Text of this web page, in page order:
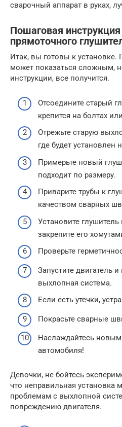
сварочный аппарат в руках,
Пошаговая
прямоточного
Итак, вы готовы к установке.
может показаться сложным,
инструкции, все получится.
Отсоедините старый
крепится на болтах
Отрежьте старую
где будет установлен
Примерьте новый
подходит по размеру.
Приварите трубы к
качеством сварных
Установите
закрепите его
Проверьте
Запустите двигатель
выхлопная система.
Если есть утечки,
Покрасьте сварные
Наслаждайтесь
автомобиля!
Девочки, не бойтесь
что неправильная установка
проблемам с выхлопной
повреждению двигателя.